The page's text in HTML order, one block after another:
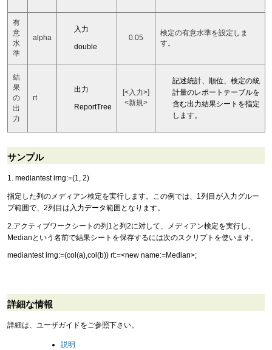
有
意
水
準
alpha
入力
double
0.05
検定の有意水準を設定しま
す。
結
果
の
出
力
rt
出力
ReportTree
[<入力>]
<新規>
記述統計、順位、検定の統
計量のレポートテーブルを
含む出力結果シートを指定
します。
サンプル
1. mediantest irng:=(1, 2)
指定した列のメディアン検定を実行します。この例では、1列目が入力グルー
プ範囲で、2列目は入力データ範囲となります。
2.アクティブワークシートの列1と列2に対して、メディアン検定を実行し、
Medianという名前で結果シートを保存するには次のスクリプトを使います。
mediantest irng:=(col(a),col(b)) rt:=<new name:=Median>;
詳細な情報
詳細は、ユーザガイドをご参照下さい。
説明